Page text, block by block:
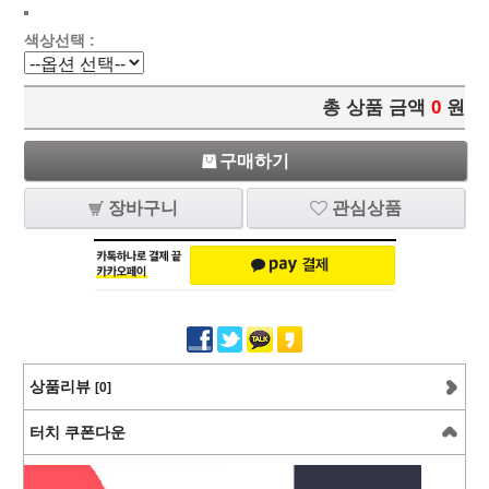
색상선택 :
총 상품 금액 0 원
구매하기
장바구니 관심상품
상품리뷰 [0]
터치 쿠폰다운